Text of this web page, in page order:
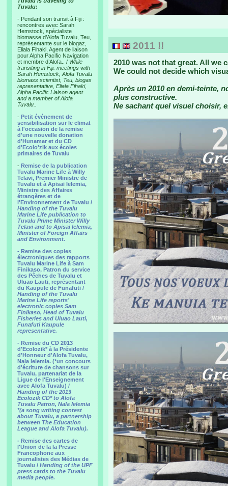
Tuvalu:
- Pendant son transit à Fiji :
rencontres avec Sarah
Hemstock, spécialiste
biomasse d’Alofa Tuvalu, Teu,
représentante sur le biogaz,
Eliala Fihaki, Agent de liaison
pour Alpha Pacific Navigation
et membre d’Alofa.. / While
transiting in Fiji: meetings with
Sarah Hemstock, Alofa Tuvalu
biomass scientist, Teu, biogas
representative, Eliala Fihaki,
Alpha Pacific Liaison agent
and a member of Alofa
Tuvalu..
- Petit événement de
sensibilisation sur le climat
à l'occasion de la remise
d'une nouvelle donation
d'Hunamar et du CD
d'Ecolo'zik aux écoles
primaires de Tuvalu
- Remise de la publication
Tuvalu Marine Life à Willy
Telavi, Premier Ministre de
Tuvalu et à Apisai Ielemia,
Ministre des Affaires
étrangères et de
l'Environnement de Tuvalu /
Handing of the Tuvalu
Marine Life publication to
Tuvalu Prime Minister Willy
Telavi and to Apisai Ielemia,
Minister of Foreign Affairs
and Environment.
- Remise des copies
électroniques des rapports
Tuvalu Marine Life à Sam
Finikaso, Patron du service
des Pêches de Tuvalu et
Uluao Lauti, représentant
du Kaupule de Funafuti /
Handing of the Tuvalu
Marine Life reports’
electronic copies Sam
Finikaso, Head of Tuvalu
Fisheries and Uluao Lauti,
Funafuti Kaupule
representative.
- Remise du CD 2013
d'Ecolozik* à la Présidente
d'Honneur d'Alofa Tuvalu,
Nala Ielemia. (*un concours
d'écriture de chansons sur
Tuvalu, partenariat de la
Ligue de l'Enseignement
avec Alofa Tuvalu) /
Handing of the 2013
Ecolozik CD* to Alofa
Tuvalu Patron, Nala Ielemia
*(a song writing contest
about Tuvalu, a partnership
between The Education
League and Alofa Tuvalu).
- Remise des cartes de
l'Union de la la Presse
Francophone aux
journalistes des Médias de
Tuvalu / Handing of the UPF
press cards to the Tuvalu
media people.
2011 !!
2010 was not that great. All we
We could not decide which
Après un 2010 en demi-teinte,
plus constructive.
Ne sachant quel visuel choisir,